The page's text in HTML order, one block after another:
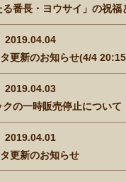
2019.04.04
更新のお知らせ(4/4
2019.04.03
クの一時販売停止について
2019.04.01
更新のお知らせ